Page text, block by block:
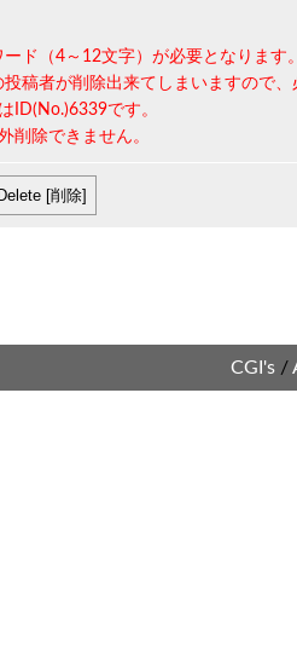
ド（4～12文字） が必要となります。
稿者が削除出来てしまいますので、
ID(No.)6339です。
削除できません。
CGI's/